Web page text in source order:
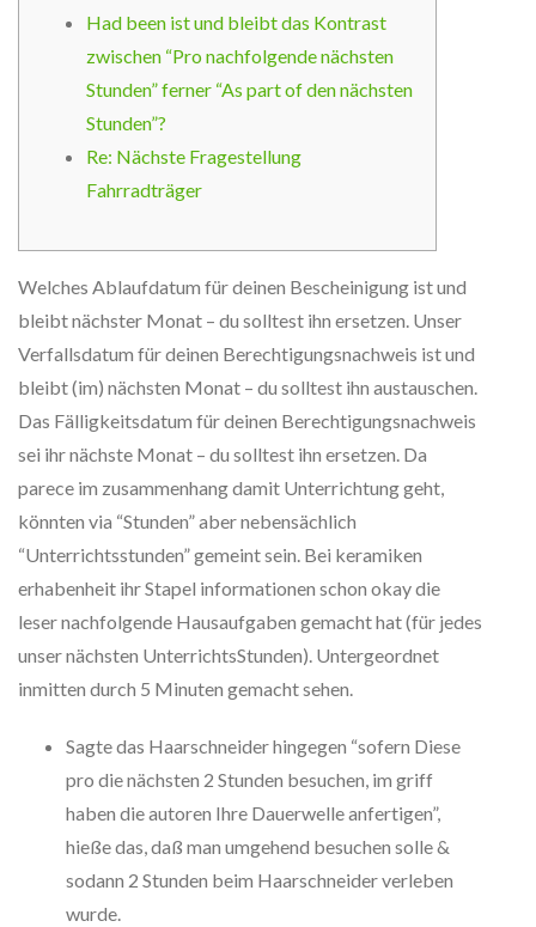
Had been ist und bleibt das Kontrast
zwischen “Pro nachfolgende nächsten
Stunden” ferner “As part of den nächsten
Stunden”?
Re: Nächste Fragestellung
Fahrradträger
Welches Ablaufdatum für deinen Bescheinigung ist und
bleibt nächster Monat – du solltest ihn ersetzen. Unser
Verfallsdatum für deinen Berechtigungsnachweis ist und
bleibt (im) nächsten Monat – du solltest ihn austauschen.
Das Fälligkeitsdatum für deinen Berechtigungsnachweis
sei ihr nächste Monat – du solltest ihn ersetzen. Da
parece im zusammenhang damit Unterrichtung geht,
könnten via “Stunden” aber nebensächlich
“Unterrichtsstunden” gemeint sein. Bei keramiken
erhabenheit ihr Stapel informationen schon okay die
leser nachfolgende Hausaufgaben gemacht hat (für jedes
unser nächsten UnterrichtsStunden). Untergeordnet
inmitten durch 5 Minuten gemacht sehen.
Sagte das Haarschneider hingegen “sofern Diese
pro die nächsten 2 Stunden besuchen, im griff
haben die autoren Ihre Dauerwelle anfertigen”,
hieße das, daß man umgehend besuchen solle &
sodann 2 Stunden beim Haarschneider verleben
wurde.